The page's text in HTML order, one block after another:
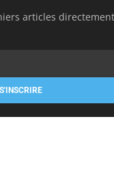
articles
S'INSCRIRE